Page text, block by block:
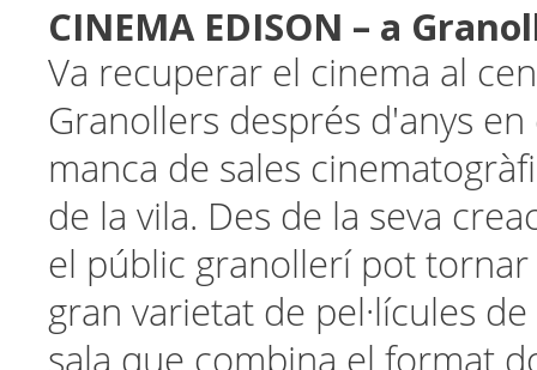
CINEMA EDISON – a
Va recuperar el cinema al
Granollers després d'anys
manca de sales
de la vila. Des de la seva
el públic granollerí pot
gran varietat de pel·lícules
sala que combina el format